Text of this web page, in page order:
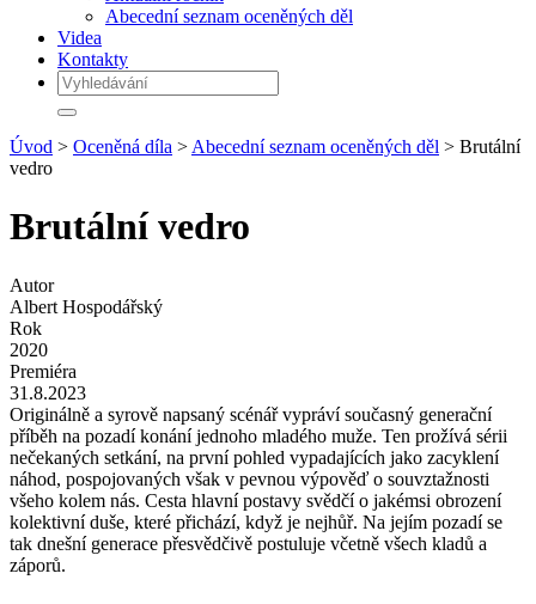
Abecední seznam oceněných děl
Videa
Kontakty
Úvod > Oceněná díla > Abecední seznam oceněných děl > Brutální
vedro
Brutální vedro
Autor
Albert Hospodářský
Rok
2020
Premiéra
31.8.2023
Originálně a syrově napsaný scénář vypráví současný generační
příběh na pozadí konání jednoho mladého muže. Ten prožívá sérii
nečekaných setkání, na první pohled vypadajících jako zacyklení
náhod, pospojovaných však v pevnou výpověď o souvztažnosti
všeho kolem nás. Cesta hlavní postavy svědčí o jakémsi obrození
kolektivní duše, které přichází, když je nejhůř. Na jejím pozadí se
tak dnešní generace přesvědčivě postuluje včetně všech kladů a
záporů.